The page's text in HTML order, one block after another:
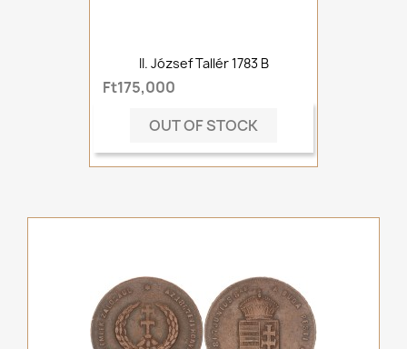
II. József Tallér 1783 B
Ft175,000
OUT OF STOCK